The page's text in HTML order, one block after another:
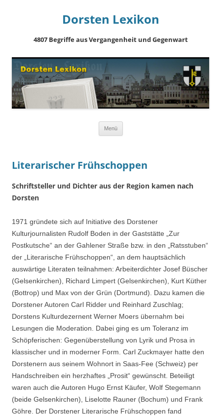
Dorsten Lexikon
4807 Begriffe aus Vergangenheit und Gegenwart
Menü
Literarischer Frühschoppen
Schriftsteller und Dichter aus der Region kamen nach
Dorsten
1971 gründete sich auf Initiative des Dorstener
Kulturjournalisten Rudolf Boden in der Gaststätte „Zur
Postkutsche“ an der Gahlener Straße bzw. in den „Ratsstuben“
der „Literarische Frühschoppen“, an dem hauptsächlich
auswärtige Literaten teilnahmen: Arbeiterdichter Josef Büscher
(Gelsenkirchen), Richard Limpert (Gelsenkirchen), Kurt Küther
(Bottrop) und Max von der Grün (Dortmund). Dazu kamen die
Dorstener Autoren Carl Ridder und Reinhard Zuschlag;
Dorstens Kulturdezernent Werner Moers übernahm bei
Lesungen die Moderation. Dabei ging es um Toleranz im
Schöpferischen: Gegenüberstellung von Lyrik und Prosa in
klassischer und in moderner Form. Carl Zuckmayer hatte den
Dorstenern aus seinem Wohnort in Saas-Fee (Schweiz) per
Handschreiben ein herzhaftes „Prosit“ gewünscht. Beteiligt
waren auch die Autoren Hugo Ernst Käufer, Wolf Stegemann
(beide Gelsenkirchen), Liselotte Rauner (Bochum) und Frank
Göhre. Der Dorstener Literarische Frühschoppen fand